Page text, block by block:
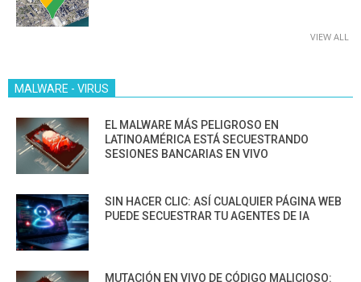
VIEW ALL
MALWARE - VIRUS
EL MALWARE MÁS PELIGROSO EN
LATINOAMÉRICA ESTÁ SECUESTRANDO
SESIONES BANCARIAS EN VIVO
SIN HACER CLIC: ASÍ CUALQUIER PÁGINA WEB
PUEDE SECUESTRAR TU AGENTES DE IA
MUTACIÓN EN VIVO DE CÓDIGO MALICIOSO: